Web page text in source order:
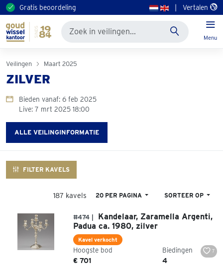
Gratis beoordeling Vertalen
Menu
Veilingen Maart 2025
ZILVER
Bieden vanaf: 6 feb 2025
Live: 7 mrt 2025 18:00
ALLE VEILINGINFORMATIE
FILTER KAVELS
187 kavels 20 PER PAGINA SORTEER OP
#474 |
Kandelaar, Zaramella Argenti,
Padua ca. 1980, zilver
Kavel verkocht
Hoogste bod
€ 701
Biedingen
4
7